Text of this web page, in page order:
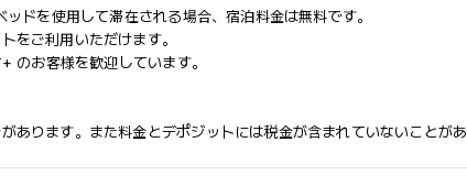
ドを使用して滞在される場合、宿泊料金は無料です。
をご利用いただけます。
のお客様を歓迎しています。
あります。また料金とデポジットには税金が含まれていないことがあ